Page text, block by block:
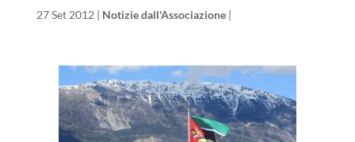
27 Set 2012 | Notizie dall'Associazione|